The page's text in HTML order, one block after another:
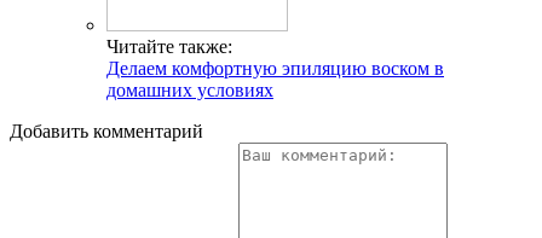
Читайте также:
Делаем комфортную эпиляцию воском в
домашних условиях
Добавить комментарий